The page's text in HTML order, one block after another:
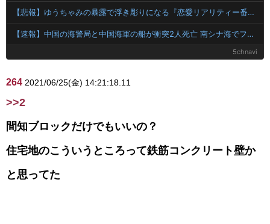
【悲報】ゆうちゃみの暴露で浮き彫りになる『恋愛リアリティー番組』の裏側がヤバイ・・・・・
【速報】中国の海警局と中国海軍の船が衝突2人死亡 南シナ海でフィリピン船を追跡中
5chnavi
264 2021/06/25(金) 14:21:18.11
>>2
間知ブロックだけでもいいの？
住宅地のこういうところって鉄筋コンクリート壁か
と思ってた